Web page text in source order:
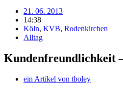
21. 06. 2013
14:38
Köln, KVB, Rodenkirchen
Alltag
Kundenfreundlichkeit
ein Artikel von tboley